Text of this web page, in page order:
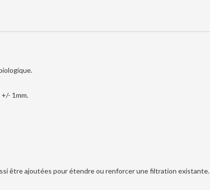
1mm.
être ajoutées pour étendre ou renforcer une filtration existante.